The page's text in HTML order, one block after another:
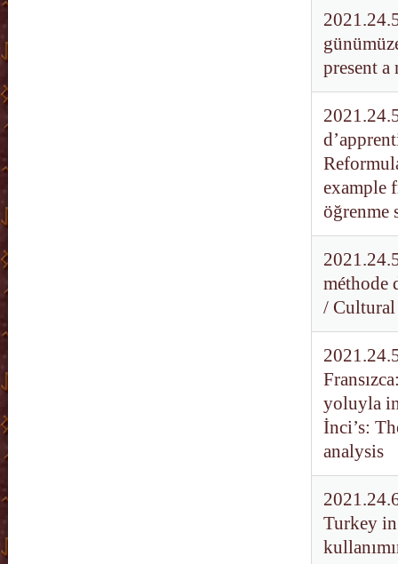
present
example
öğrenme
méthode
/ Cultural
yoluyla
İnci’s:
analysis
Turkey